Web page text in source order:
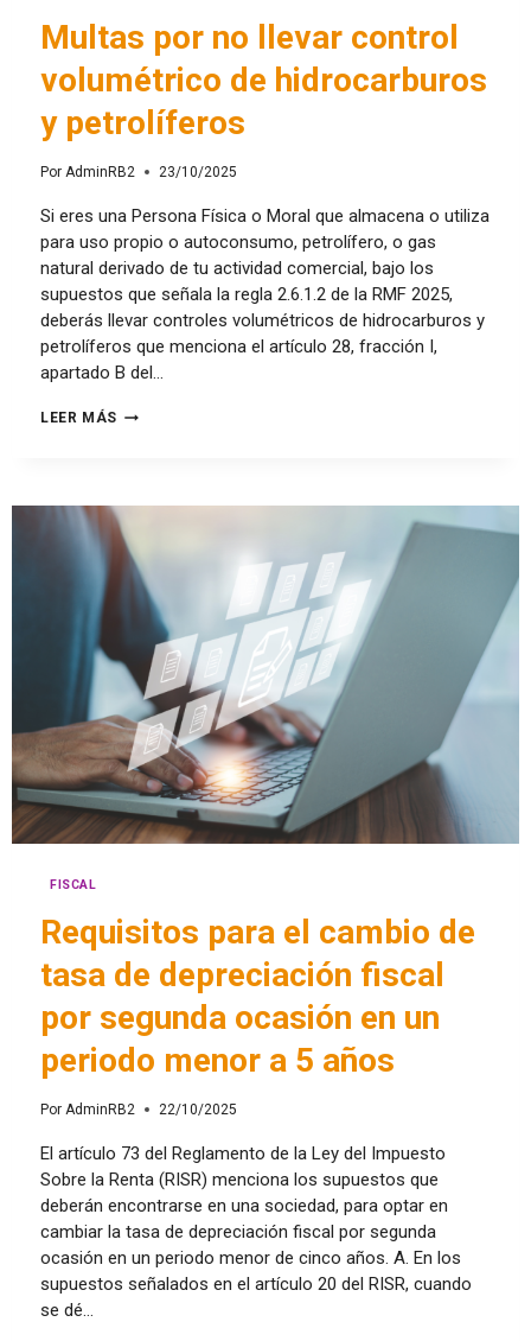
Multas por no llevar control
volumétrico de hidrocarburos
y petrolíferos
Por AdminRB2 23/10/2025
Si eres una Persona Física o Moral que almacena o utiliza
para uso propio o autoconsumo, petrolífero, o gas
natural derivado de tu actividad comercial, bajo los
supuestos que señala la regla 2.6.1.2 de la RMF 2025,
deberás llevar controles volumétricos de hidrocarburos y
petrolíferos que menciona el artículo 28, fracción I,
apartado B del…
LEER MÁS
FISCAL
Requisitos para el cambio de
tasa de depreciación fiscal
por segunda ocasión en un
periodo menor a 5 años
Por AdminRB2 22/10/2025
El artículo 73 del Reglamento de la Ley del Impuesto
Sobre la Renta (RISR) menciona los supuestos que
deberán encontrarse en una sociedad, para optar en
cambiar la tasa de depreciación fiscal por segunda
ocasión en un periodo menor de cinco años. A. En los
supuestos señalados en el artículo 20 del RISR, cuando
se dé…